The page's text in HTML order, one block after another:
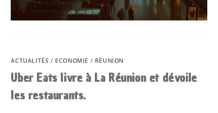
ACTUALITÉS / ECONOMIE / RÉUNION
Uber Eats livre à La Réunion et dévoile
les restaurants.